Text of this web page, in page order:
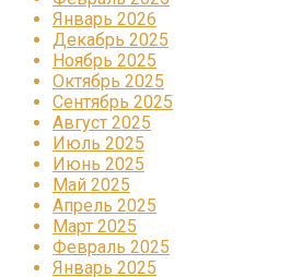
Январь 2026
Декабрь 2025
Ноябрь 2025
Октябрь 2025
Сентябрь 2025
Август 2025
Июль 2025
Июнь 2025
Май 2025
Апрель 2025
Март 2025
Февраль 2025
Январь 2025